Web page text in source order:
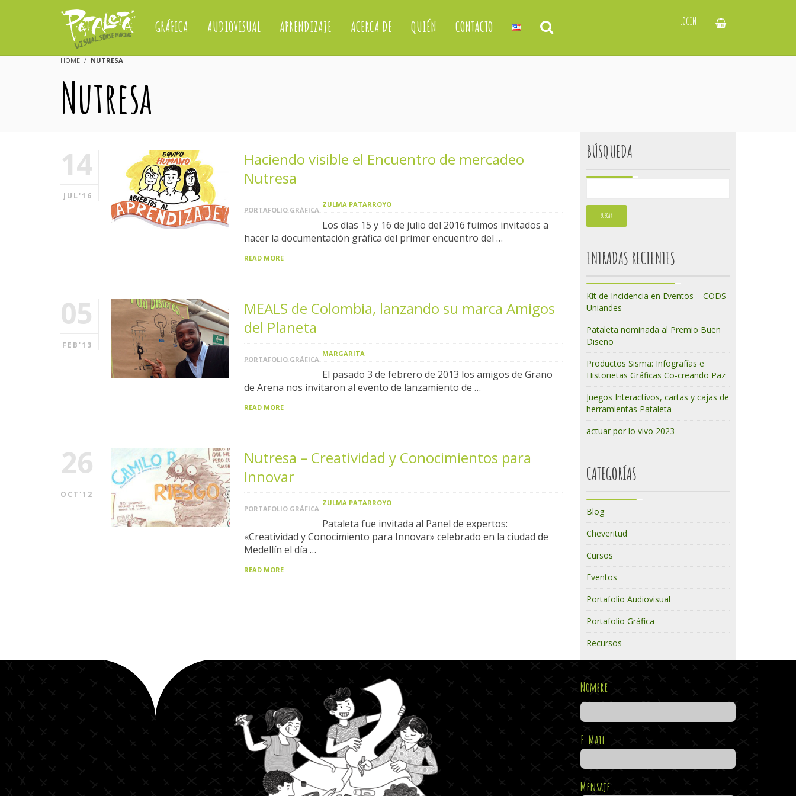
GRÁFICA AUDIOVISUAL APRENDIZAJE ACERCA DE QUIÉN CONTACTO LOGIN
HOME NUTRESA
Nutresa
14
JUL'16
Haciendo visible el Encuentro de mercadeo
Nutresa
PORTAFOLIO GRÁFICA
ZULMA PATARROYO
Los días 15 y 16 de julio del 2016 fuimos invitados a
hacer la documentación gráfica del primer encuentro del …
READ MORE
05
FEB'13
MEALS de Colombia, lanzando su marca Amigos
del Planeta
PORTAFOLIO GRÁFICA
MARGARITA
El pasado 3 de febrero de 2013 los amigos de Grano
de Arena nos invitaron al evento de lanzamiento de …
READ MORE
26
OCT'12
Nutresa – Creatividad y Conocimientos para
Innovar
PORTAFOLIO GRÁFICA
ZULMA PATARROYO
Pataleta fue invitada al Panel de expertos:
«Creatividad y Conocimiento para Innovar» celebrado en la ciudad de
Medellín el día …
READ MORE
BÚSQUEDA
ENTRADAS RECIENTES
Kit de Incidencia en Eventos – CODS
Uniandes
Pataleta nominada al Premio Buen
Diseño
Productos Sisma: Infografías e
Historietas Gráficas Co-creando Paz
Juegos Interactivos, cartas y cajas de
herramientas Pataleta
actuar por lo vivo 2023
CATEGORÍAS
Blog
Cheveritud
Cursos
Eventos
Portafolio Audiovisual
Portafolio Gráfica
Recursos
Nombre
E-Mail
Mensaje